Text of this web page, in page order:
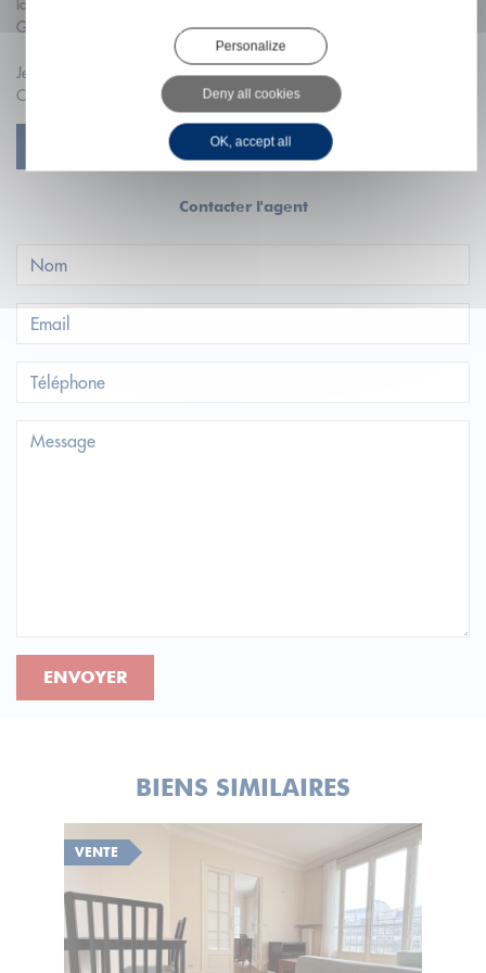
local commercial, n'hésitez pas à demander votre estimation
GRATUITE.
Je suis à votre disposition pour la bonne réalisation de votre projet !
Contactez moi !
Contacter l'agent
ENVOYER
BIENS SIMILAIRES
VENTE
Personalize
Deny all cookies
OK, accept all